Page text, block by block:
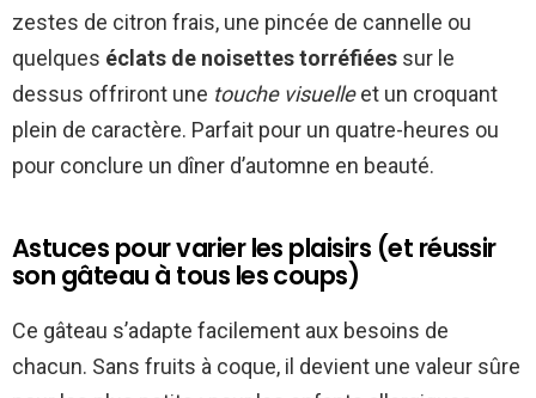
zestes de citron frais, une pincée de cannelle ou
quelques éclats de noisettes torréfiées sur le
dessus offriront une touche visuelleet un croquant
plein de caractère. Parfait pour un quatre-heures ou
pour conclure un dîner d’automne en beauté.
Astuces pour varier les plaisirs (et réussir
son gâteau à tous les coups)
Ce gâteau s’adapte facilement aux besoins de
chacun. Sans fruits à coque, il devient une valeur sûre